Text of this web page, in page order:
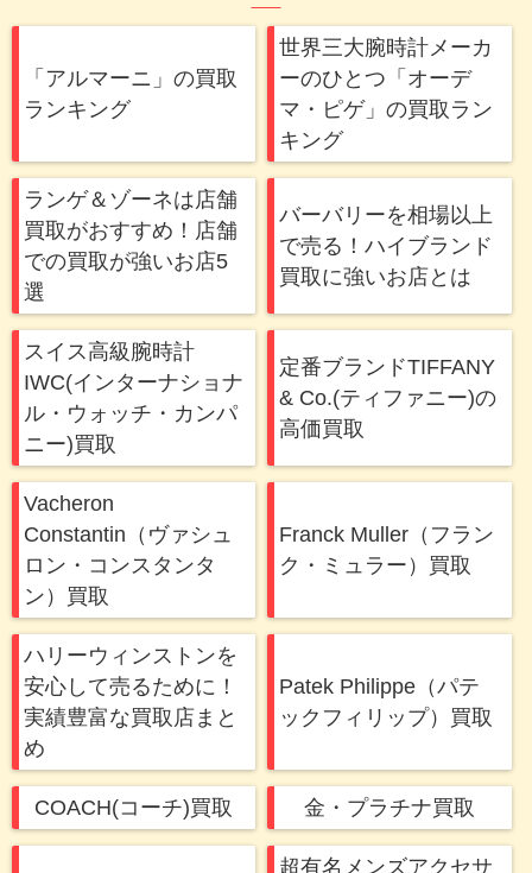
(4.0)
使わなくなった時計を売りたくて、こちらを利
用しました。思ってた以上の価格がついてびっ
M,J
(4.0)
とにかく簡単でした。下調べしなくていいのが
一番のポイントです。満足してます。
「アルマーニ」の買取
ランキング
世界三大腕時計メーカ
ーのひとつ「オーデ
マ・ピゲ」の買取ラン
キング
ランゲ＆ゾーネは店舗
買取がおすすめ！店舗
での買取が強いお店5
選
バーバリーを相場以上
で売る！ハイブランド
買取に強いお店とは
スイス高級腕時計
IWC(インターナショナ
ル・ウォッチ・カンパ
ニー)買取
定番ブランドTIFFANY
& Co.(ティファニー)の
高価買取
Vacheron
Constantin（ヴァシュ
ロン・コンスタンタ
ン）買取
Franck Muller（フラン
ク・ミュラー）買取
ハリーウィンストンを
安心して売るために！
実績豊富な買取店まと
め
Patek Philippe（パテ
ックフィリップ）買取
COACH(コーチ)買取 金・プラチナ買取
超有名メンズアクセサ